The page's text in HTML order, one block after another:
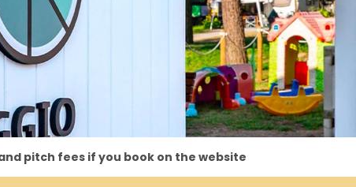
pitch fees if you book on the website